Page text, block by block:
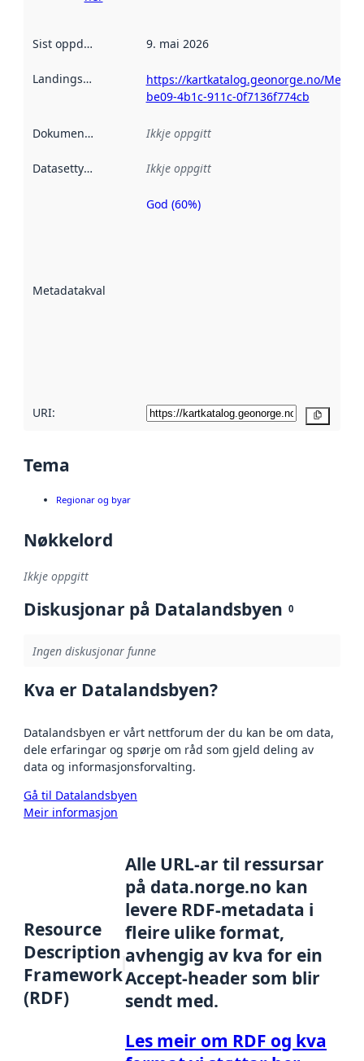
Sist oppdatert 9. mai 2026
Landingsside
https://kartkatalog.geonorge.no/
be09-4b1c-911c-0f7136f774cb
Dokumentasjon Ikkje oppgitt
Datasettype Ikkje oppgitt
Metadatakvalitet
Metadatakvalitet
God (60%)
URI:
Tema
Regionar og byar
Nøkkelord
Ikkje oppgitt
Diskusjonar på Datalandsbyen 0
Ingen diskusjonar funne
Kva er Datalandsbyen?
Datalandsbyen er vårt nettforum der du kan be om data,
dele erfaringar og spørje om råd som gjeld deling av
data og informasjonsforvalting.
Gå til Datalandsbyen
Meir informasjon
Resource
Description
Framework
(RDF)
Alle URL-ar til ressursar
på data.norge.no kan
levere RDF-metadata i
fleire ulike format,
avhengig av kva for ein
Accept-header som blir
sendt med.
Les meir om RDF og kva